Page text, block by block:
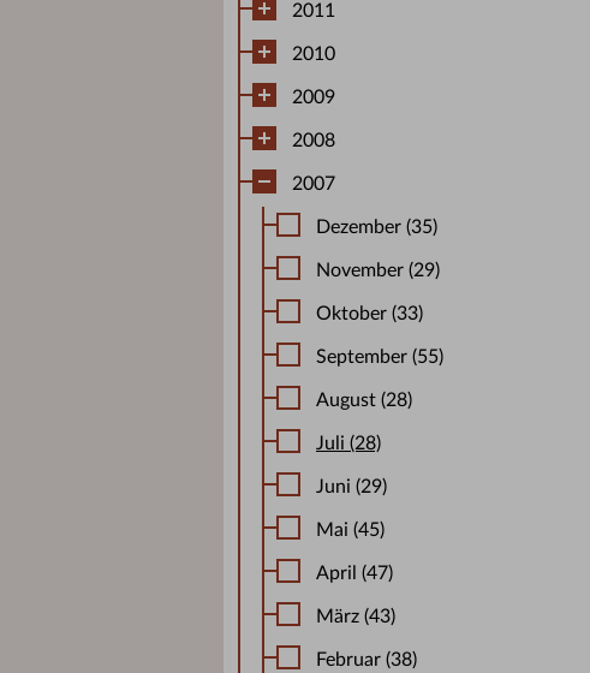
2011
2010
2009
2008
2007
Dezember (35)
November (29)
Oktober (33)
September (55)
August (28)
Juli (28)
Juni (29)
Mai (45)
April (47)
März (43)
Februar (38)